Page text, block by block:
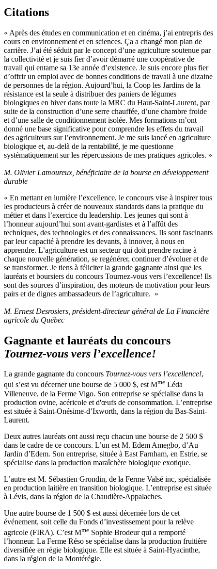
Citations
« Après des études en communication et en cinéma, j’ai entrepris des
cours en environnement et en sciences. Ça a changé mon plan de
carrière. J’ai été séduit par le concept d’une agriculture soutenue par
la collectivité et je suis fier d’avoir démarré une coopérative de
travail qui entame sa 13e année d’existence. Je suis encore plus fier
d’offrir un emploi avec de bonnes conditions de travail à une dizaine
de personnes de la région. Aujourd’hui, la Coop les Jardins de la
résistance est la seule à distribuer des paniers de légumes
biologiques en hiver dans toute la MRC du Haut-Saint-Laurent, par
suite de la construction d’une serre chauffée, d’une chambre froide
et d’une salle de conditionnement isolée. Mes formations m’ont
donné une base significative pour comprendre les effets du travail
des agriculteurs sur l’environnement. Je me suis lancé en agriculture
biologique et, au-delà de la rentabilité, je me questionne
systématiquement sur les répercussions de mes pratiques agricoles. »
M. Olivier Lamoureux, bénéficiaire de la bourse en développement
durable
« En mettant en lumière l’excellence, le concours vise à inspirer tous
les producteurs à créer de nouveaux standards dans la pratique du
métier et dans l’exercice du leadership. Les jeunes qui sont à
l’honneur aujourd’hui sont avant-gardistes et à l’affût des
techniques, des technologies et des connaissances. Ils sont fascinants
par leur capacité à prendre les devants, à innover, à nous en
apprendre. L’agriculture est un secteur qui doit prendre racine à
chaque nouvelle génération, se regénérer, continuer d’évoluer et de
se transformer. Je tiens à féliciter la grande gagnante ainsi que les
lauréats et boursiers du concours Tournez-vous vers l’excellence! Ils
sont des sources d’inspiration, des moteurs de motivation pour leurs
pairs et de dignes ambassadeurs de l’agriculture. »
M. Ernest Desrosiers, président-directeur général de La Financière
agricole du Québec
Gagnante et lauréats du concours
Tournez-vous vers l’excellence!
La grande gagnante du concours Tournez-vous vers l’excellence!,
qui s’est vu décerner une bourse de 5 000 $, est Mme Léda
Villeneuve, de la Ferme Vigo. Son entreprise se spécialise dans la
production ovine, acéricole et d'œufs de consommation. L’entreprise
est située à Saint-Onésime-d’Ixworth, dans la région du Bas-Saint-
Laurent.
Deux autres lauréats ont aussi reçu chacun une bourse de 2 500 $
dans le cadre de ce concours. L’un est M. Edem Amegbo, d’Au
Jardin d’Edem. Son entreprise, située à East Farnham, en Estrie, se
spécialise dans la production maraîchère biologique exotique.
L’autre est M. Sébastien Grondin, de la Ferme Valsé inc, spécialisée
en production laitière en transition biologique. L’entreprise est située
à Lévis, dans la région de la Chaudière-Appalaches.
Une autre bourse de 1 500 $ est aussi décernée lors de cet
événement, soit celle du Fonds d’investissement pour la relève
agricole (FIRA). C’est Mme Sophie Brodeur qui a remporté
l’honneur. La Ferme Réso se spécialise dans la production fruitière
diversifiée en régie biologique. Elle est située à Saint-Hyacinthe,
dans la région de la Montérégie.